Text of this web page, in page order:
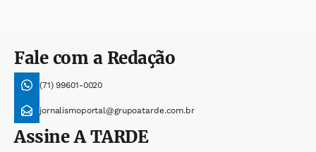
Fale com a Redação
(71) 99601-0020
jornalismoportal@grupoatarde.com.br
AssineA TARDE